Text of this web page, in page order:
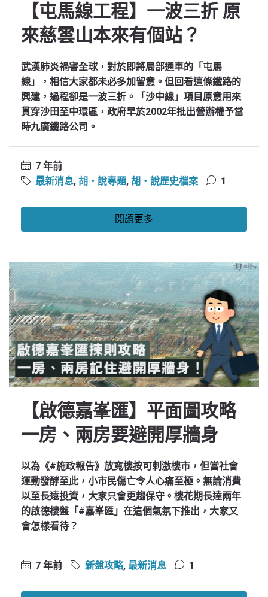
【屯馬線工程】一波三折 原
來慈雲山本來有個站？
武漢肺炎禍害全球，對於即將局部通車的「屯馬
線」，相信大家都未必多加留意。但回看這條鐵路的
興建，過程卻是一波三折。「沙中線」項目原意用來
貫穿沙田至中環區，政府早於2002年批出營辦權予當
時九廣鐵路公司。
7 年前
最新消息, 胡‧說專題, 胡‧說歷史檔案 1
閱讀更多
【啟德嘉峯匯】平面圖攻略
一房、兩房要避開厚牆身
以為《#施政報告》放寬樓按可刺激樓市，但當社會
運動發酵至此，小市民傷亡令人心痛至極。無論消費
以至長遠投資，大家只會更趨保守。樓花期長達兩年
的啟德樓盤「#嘉峯匯」在這個氣氛下推出，大家又
會怎樣看待？
7 年前 新盤攻略, 最新消息 1